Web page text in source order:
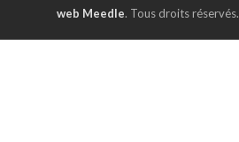
web Meedle. Tous droits réservés.